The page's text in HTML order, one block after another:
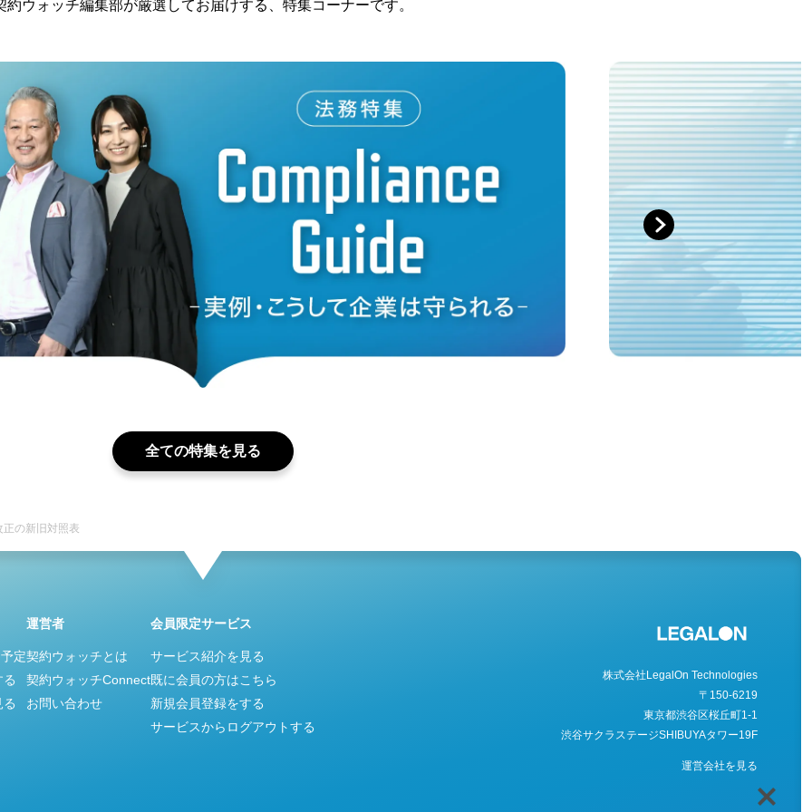
約ウォッチ編集部が厳選してお届けする、特集コーナーです。
next
全ての特集を見る
の新旧対照表
定
運営者
契約ウォッチとは
契約ウォッチConnect
お問い合わせ
会員限定サービス
サービス紹介を見る
既に会員の方はこちら
新規会員登録をする
サービスからログアウトする
株式会社LegalOn Technologies
〒150-6219
東京都渋谷区桜丘町1-1
渋谷サクラステージSHIBUYAタワー19F
運営会社を見る